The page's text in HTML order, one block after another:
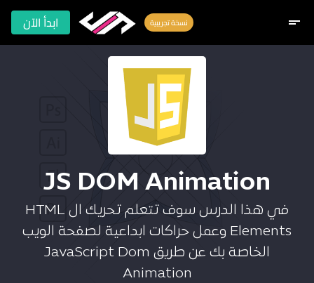
short_text نسخة تجريبية ابدأ الآن
JS DOM Animation
في هذا الدرس سوف تتعلم تحريك ال HTML
Elements وعمل حراكات ابداعية لصفحة الويب
الخاصة بك عن طريق JavaScript Dom
Animation